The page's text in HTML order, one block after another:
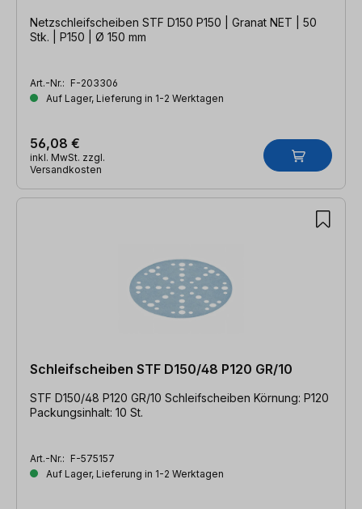
Netzschleifscheiben STF D150 P150 | Granat NET | 50
Stk. | P150 | Ø 150 mm
Art.-Nr.: F-203306
Auf Lager, Lieferung in 1-2 Werktagen
56,08 €
inkl. MwSt. zzgl.
Versandkosten
Schleifscheiben STF D150/48 P120 GR/10
STF D150/48 P120 GR/10 Schleifscheiben Körnung: P120
Packungsinhalt: 10 St.
Art.-Nr.: F-575157
Auf Lager, Lieferung in 1-2 Werktagen